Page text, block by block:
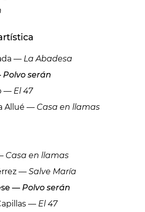
— La Abadesa
Polvo serán
— El 47
Allué — Casa en llamas
Casa en llamas
— Salve María
— Polvo serán
— El 47